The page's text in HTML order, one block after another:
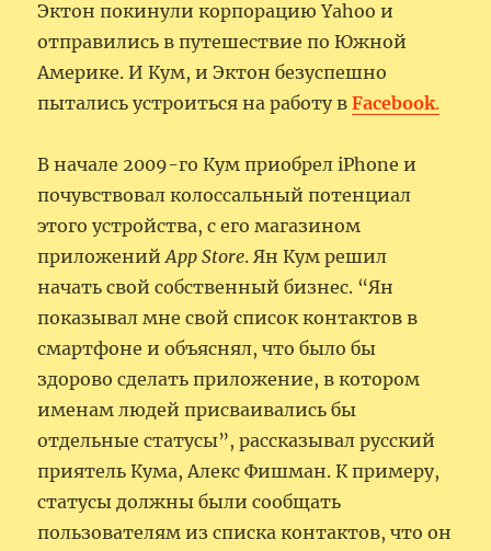
Эктон покинули корпорацию Yahoo и
отправились в путешествие по Южной
Америке. И Кум, и Эктон безуспешно
пытались устроиться на работу вFacebook.
В начале 2009-го Кум приобрел iPhone и
почувствовал колоссальный потенциал
этого устройства, с его магазином
приложенийApp Store. Ян Кум решил
начать свой собственный бизнес. “Ян
показывал мне свой список контактов в
смартфоне и объяснял, что было бы
здорово сделать приложение, в котором
именам людей присваивались бы
отдельные статусы”, рассказывал русский
приятель Кума, Алекс Фишман. К примеру,
статусы должны были сообщать
пользователям из списка контактов, что он